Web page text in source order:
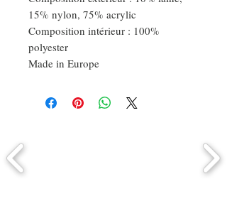
15% nylon, 75% acrylic
Composition intérieur : 100%
polyester
Made in Europe